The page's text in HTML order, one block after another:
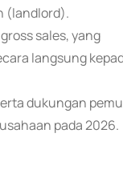
(landlord).
sales, yang
langsung
dukungan
pada 2026.